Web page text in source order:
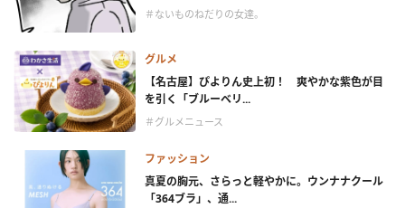
＃ないものねだりの女達。
グルメ
【名古屋】ぴよりん史上初！ 爽やかな紫色が目
を引く「ブルーベリ...
＃グルメニュース
ファッション
真夏の胸元、さらっと軽やかに。ウンナナクール
「364ブラ」、通...